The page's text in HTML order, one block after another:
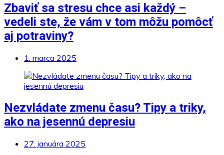
Zbaviť sa stresu chce asi každý –
vedeli ste, že vám v tom môžu pomôcť
aj potraviny?
1. marca 2025
Nezvládate zmenu času? Tipy a triky,
ako na jesennú depresiu
27. januára 2025